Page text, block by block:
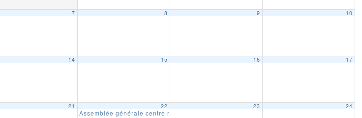
7 8 9 10
14 15 16 17
21 22
Assemblée générale centre régional AFE Hauts de France Ardennes
23 24